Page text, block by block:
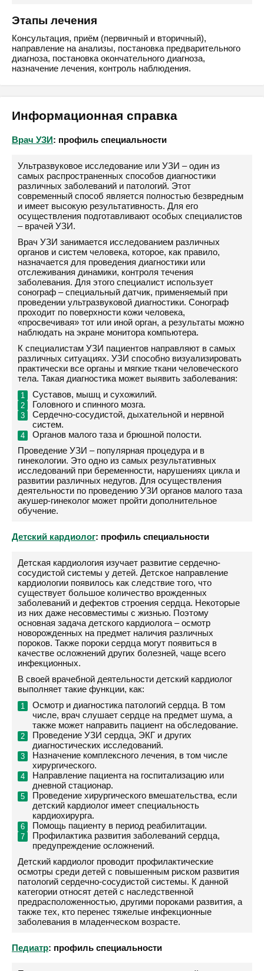
Этапы лечения
Консультация, приём (первичный и вторичный),
направление на анализы, постановка предварительного
диагноза, постановка окончательного диагноза,
назначение лечения, контроль наблюдения.
Информационная справка
Врач УЗИ: профиль специальности
Ультразвуковое исследование или УЗИ – один из
самых распространенных способов диагностики
различных заболеваний и патологий. Этот
современный способ является полностью безвредным
и имеет высокую результативность. Для его
осуществления подготавливают особых специалистов
– врачей УЗИ.
Врач УЗИ занимается исследованием различных
органов и систем человека, которое, как правило,
назначается для проведения диагностики или
отслеживания динамики, контроля течения
заболевания. Для этого специалист использует
сонограф – специальный датчик, применяемый при
проведении ультразвуковой диагностики. Сонограф
проходит по поверхности кожи человека,
«просвечивая» тот или иной орган, а результаты можно
наблюдать на экране монитора компьютера.
К специалистам УЗИ пациентов направляют в самых
различных ситуациях. УЗИ способно визуализировать
практически все органы и мягкие ткани человеческого
тела. Такая диагностика может выявить заболевания:
Суставов, мышц и сухожилий.
Головного и спинного мозга.
Сердечно-сосудистой, дыхательной и нервной
систем.
Органов малого таза и брюшной полости.
Проведение УЗИ – популярная процедура и в
гинекологии. Это одно из самых результативных
исследований при беременности, нарушениях цикла и
развитии различных недугов. Для осуществления
деятельности по проведению УЗИ органов малого таза
акушер-гинеколог может пройти дополнительное
обучение.
Детский кардиолог: профиль специальности
Детская кардиология изучает развитие сердечно-
сосудистой системы у детей. Детское направление
кардиологии появилось как следствие того, что
существует большое количество врожденных
заболеваний и дефектов строения сердца. Некоторые
из них даже несовместимы с жизнью. Поэтому
основная задача детского кардиолога – осмотр
новорожденных на предмет наличия различных
пороков. Также пороки сердца могут появиться в
качестве осложнений других болезней, чаще всего
инфекционных.
В своей врачебной деятельности детский кардиолог
выполняет такие функции, как:
Осмотр и диагностика патологий сердца. В том
числе, врач слушает сердце на предмет шума, а
также может направить пациент на обследование.
Проведение УЗИ сердца, ЭКГ и других
диагностических исследований.
Назначение комплексного лечения, в том числе
хирургического.
Направление пациента на госпитализацию или
дневной стационар.
Проведение хирургического вмешательства, если
детский кардиолог имеет специальность
кардиохирурга.
Помощь пациенту в период реабилитации.
Профилактика развития заболеваний сердца,
предупреждение осложнений.
Детский кардиолог проводит профилактические
осмотры среди детей с повышенным риском развития
патологий сердечно-сосудистой системы. К данной
категории относят детей с наследственной
предрасположенностью, другими пороками развития, а
также тех, кто перенес тяжелые инфекционные
заболевания в младенческом возрасте.
Педиатр: профиль специальности